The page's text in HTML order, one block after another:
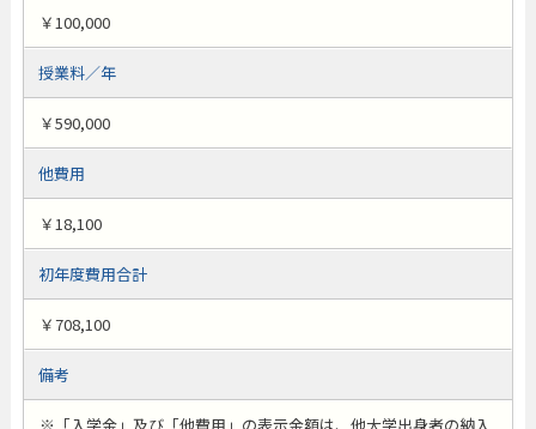
￥100,000
授業料／年
￥590,000
他費用
￥18,100
初年度費用合計
￥708,100
備考